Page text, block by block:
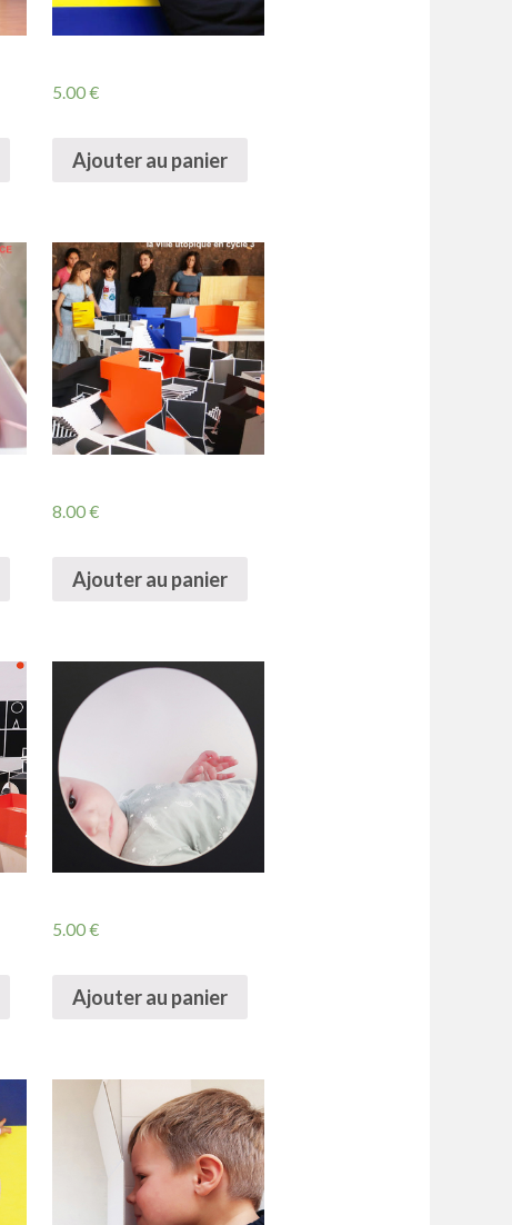
5.00€
Ajouter au panier
8.00€
Ajouter au panier
5.00€
Ajouter au panier